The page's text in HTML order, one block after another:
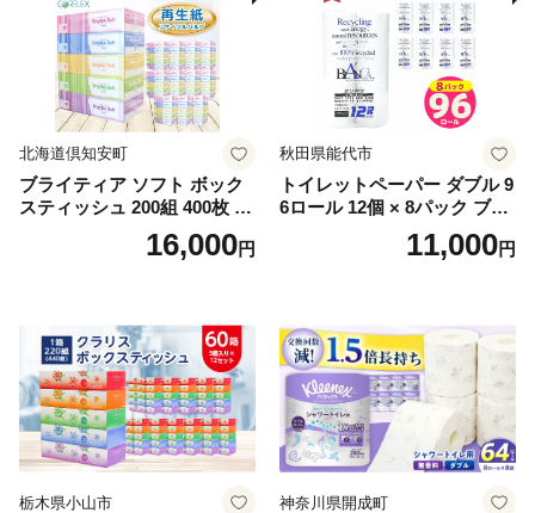
北海道倶知安町
ブライティア ソフト ボック
スティッシュ 200組 400枚 60
箱 日本製 まとめ買い ティッ
シュ リサイクル 長持 防災 常
倶知安町 日用品
16,000円
秋田県能代市
トイレットペーパー ダブル 9
6ロール 12個 × 8パック ブラ
ンカ 再生紙 100％ 芯あり 日
用品 消耗品 無香料 生活用品
11,000円
栃木県小山市 神奈川県開成町